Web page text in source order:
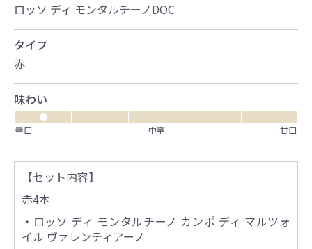
ロッソ ディ モンタルチーノDOC
タイプ
赤
味わい
●
辛口
中辛 甘口
【セット内容】
赤4本
・ロッソ ディ モンタルチーノ カンポ ディ マルツォ
イル ヴァレンティアーノ